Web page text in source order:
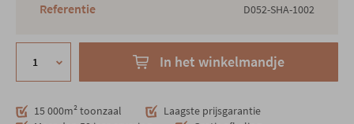
Referentie D052-SHA-1002
In het winkelmandje
15 000m² toonzaal
Laagste prijsgarantie